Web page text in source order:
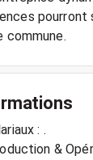
pourront
: .
&